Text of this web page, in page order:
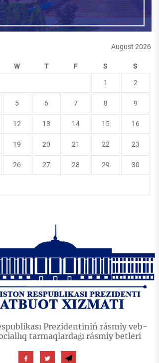
August 2026
W T F S S
1 2
5 6 7 8 9
12 13 14 15 16
19 20 21 22 23
26 27 28 29 30
Prezidentiniń rásmiy veb-
tarmaqlardaǵı rásmiy betleri